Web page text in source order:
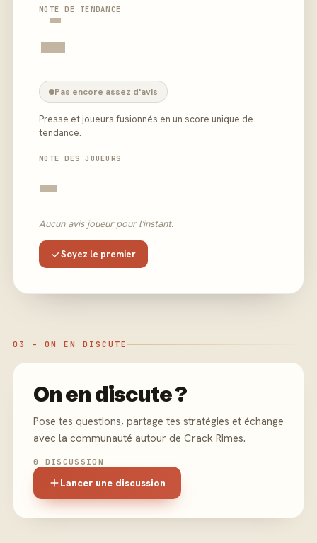
-
NOTE DE TENDANCE
-
Pas encore assez d'avis
Presse et joueurs fusionnés en un score unique de
tendance.
NOTE DES JOUEURS
-
Aucun avis joueur pour l'instant.
Soyez le premier
03 - ON EN DISCUTE
On en discute ?
Pose tes questions, partage tes stratégies et échange
avec la communauté autour de Crack Rimes.
0 DISCUSSION
Lancer une discussion